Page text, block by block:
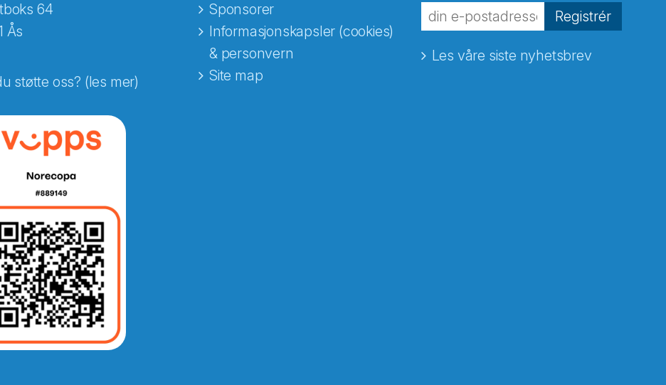
64
Ås
støtte oss? (les mer)
Sponsorer
Informasjonskapsler (cookies)
& personvern
Site map
Registrér
Les våre siste nyhetsbrev
fra Norecopa